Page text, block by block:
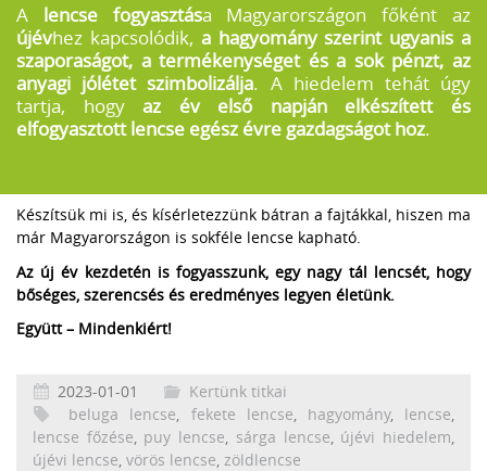
A lencse fogyasztása Magyarországon főként az
újévhez kapcsolódik, a hagyomány szerint ugyanis a
szaporaságot, a termékenységet és a sok pénzt, az
anyagi jólétet szimbolizálja. A hiedelem tehát úgy
tartja, hogyaz év első napján elkészített és
elfogyasztott lencse egész évre gazdagságot hoz.
Készítsük mi is, és kísérletezzünk bátran a fajtákkal, hiszen ma
már Magyarországon is sokféle lencse kapható.
Az új év kezdetén is fogyasszunk, egy nagy tál lencsét, hogy
bőséges, szerencsés és eredményes legyen életünk.
Együtt – Mindenkiért!
2023-01-01
Kertünk titkai
beluga lencse
fekete lencse hagyomány, lencse
lencse főzése puy lencse sárga lencse újévi hiedelem
újévi lencse vörös lencse zöldlencse